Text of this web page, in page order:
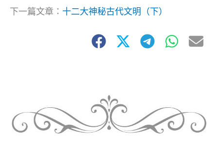
下一篇文章： 十二大神秘古代文明（下）